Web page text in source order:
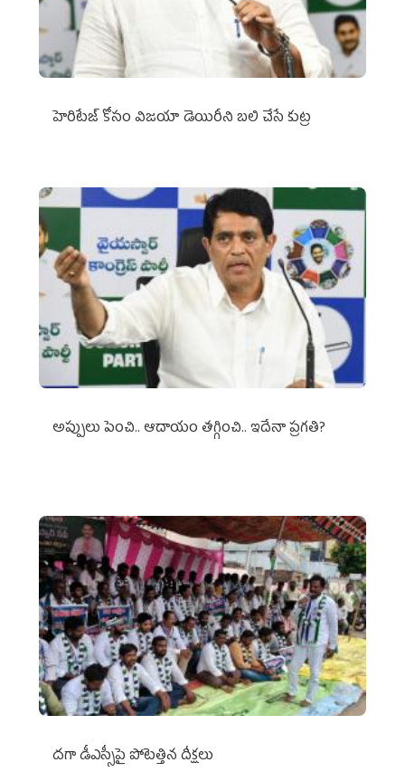
హెరిటేజ్ కోసం విజయా డెయిరీని బలి చేసే కుట్ర‌
అప్పులు పెంచి.. ఆదాయం తగ్గించి.. ఇదేనా ప్రగతి?
దగా డీఎస్సీపై పోటెత్తిన దీక్షలు